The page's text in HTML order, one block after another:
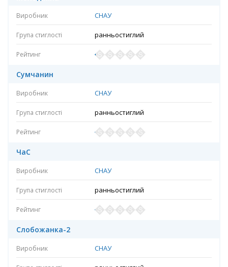
СНАУ
ранньостиглий
Сумчанин
СНАУ
ранньостиглий
ЧаС
СНАУ
ранньостиглий
Слобожанка-2
СНАУ